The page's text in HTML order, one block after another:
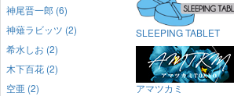
神尾晋一郎 (6)
神薙ラビッツ (2)
希水しお (2)
木下百花 (2)
空亜 (2)
SLEEPING TABLET
アマツカミ